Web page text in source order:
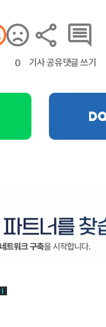
0 기사 공유댓글 쓰기